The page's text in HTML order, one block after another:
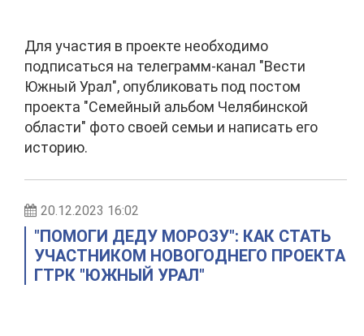
Для участия в проекте необходимо
подписаться на телеграмм-канал "Вести
Южный Урал", опубликовать под постом
проекта "Семейный альбом Челябинской
области" фото своей семьи и написать его
историю.
20.12.2023 16:02
"ПОМОГИ ДЕДУ МОРОЗУ": КАК СТАТЬ
УЧАСТНИКОМ НОВОГОДНЕГО ПРОЕКТА
ГТРК "ЮЖНЫЙ УРАЛ"